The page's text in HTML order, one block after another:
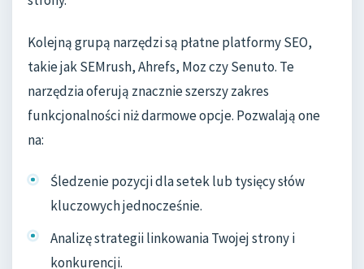
Kolejną grupą narzędzi są płatne platformy SEO,
takie jak SEMrush, Ahrefs, Moz czy Senuto. Te
narzędzia oferują znacznie szerszy zakres
funkcjonalności niż darmowe opcje. Pozwalają one
na:
Śledzenie pozycji dla setek lub tysięcy słów
kluczowych jednocześnie.
Analizę strategii linkowania Twojej strony i
konkurencji.